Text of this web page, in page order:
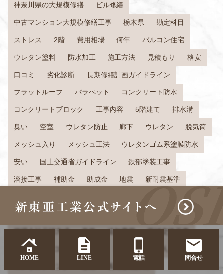
神奈川県の大規模修繕 ビル修繕
中古マンション大規模修繕工事 栃木県 勘定科目
ストレス 2階 費用相場 何年 パルコン住宅
ウレタン塗料 防水加工 施工方法 見積もり 格安
口コミ 劣化診断 長期修繕計画ガイドライン
フラットルーフ パラペット コンクリート防水
コンクリートブロック 工事内容 5階建て 排水溝
臭い 空室 ウレタン防止 廊下 ウレタン 脱気筒
メッシュ入り メッシュ工法 ウレタンゴム系塗膜防水
安い 国土交通省ガイドライン 鉄部塗装工事
溶接工事 補助金 助成金 地震 新耐震基準
天井裏 点検口 値上げ 大規模修繕委員会
管理会社元請方式 義務 追加費用 雨樋交換工事
世田谷区 コンサルタント 怪しい人
HOME LINE 電話 問合せ